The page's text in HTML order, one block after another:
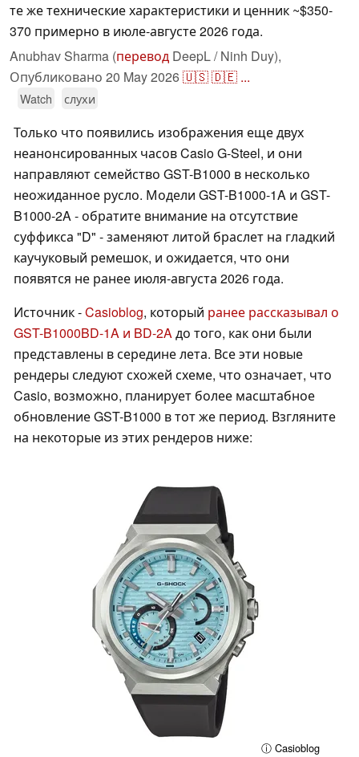
те же технические характеристики и ценник ~$350-
370 примерно в июле-августе 2026 года.
Anubhav Sharma (перевод DeepL / Ninh Duy),
Опубликовано 20 May 2026🇺🇸🇩🇪 ...
Watch слухи
Только что появились изображения еще двух
неанонсированных часов Casio G-Steel, и они
направляют семейство GST-B1000 в несколько
неожиданное русло. Модели GST-B1000-1A и GST-
B1000-2A - обратите внимание на отсутствие
суффикса "D" - заменяют литой браслет на гладкий
каучуковый ремешок, и ожидается, что они
появятся не ранее июля-августа 2026 года.
Источник -Casioblog, который ранее рассказывал о
GST-B1000BD-1A и BD-2Aдо того, как они были
представлены в середине лета. Все эти новые
рендеры следуют схожей схеме, что означает, что
Casio, возможно, планирует более масштабное
обновление GST-B1000 в тот же период. Взгляните
на некоторые из этих рендеров ниже:
ⓘ Casioblog